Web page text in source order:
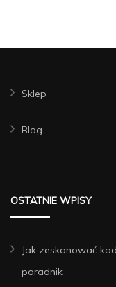
Sklep
Blog
OSTATNIE WPISY
Jak zeskanować
poradnik